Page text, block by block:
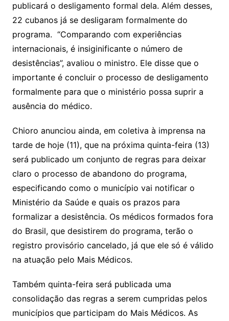
publicará o desligamento formal dela. Além desses,
22 cubanos já se desligaram formalmente do
programa. “Comparando com experiências
internacionais, é insiginificante o número de
desistências”, avaliou o ministro. Ele disse que o
importante é concluir o processo de desligamento
formalmente para que o ministério possa suprir a
ausência do médico.
Chioro anunciou ainda, em coletiva à imprensa na
tarde de hoje (11), que na próxima quinta-feira (13)
será publicado um conjunto de regras para deixar
claro o processo de abandono do programa,
especificando como o município vai notificar o
Ministério da Saúde e quais os prazos para
formalizar a desistência. Os médicos formados fora
do Brasil, que desistirem do programa, terão o
registro provisório cancelado, já que ele só é válido
na atuação pelo Mais Médicos.
Também quinta-feira será publicada uma
consolidação das regras a serem cumpridas pelos
municípios que participam do Mais Médicos. As